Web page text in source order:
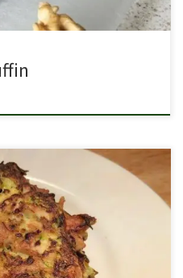
a húsevőknek se legyen […]